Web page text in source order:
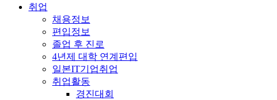
취업
채용정보
편입정보
졸업 후 진로
4년제 대학 연계편입
일본IT기업취업
취업활동
경진대회